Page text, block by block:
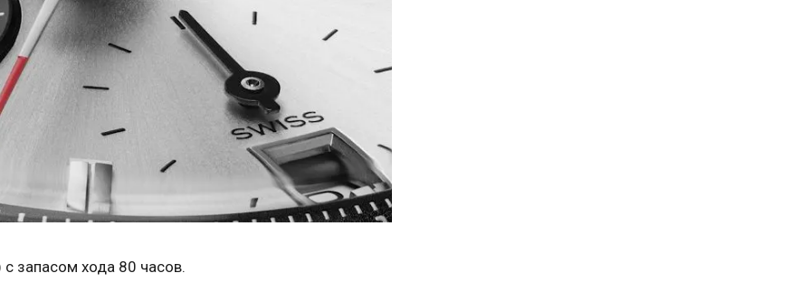
запасом хода 80 часов.